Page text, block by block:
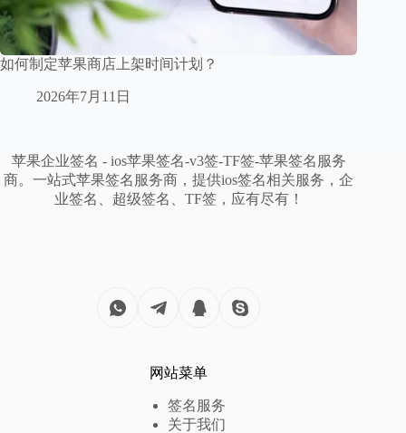
如何制定苹果商店上架时间计划？
2026年7月11日
苹果企业签名 - ios苹果签名-v3签-TF签-苹果签名服务
商。一站式苹果签名服务商，提供ios签名相关服务，企
业签名、超级签名、TF签，应有尽有！
网站菜单
签名服务
关于我们